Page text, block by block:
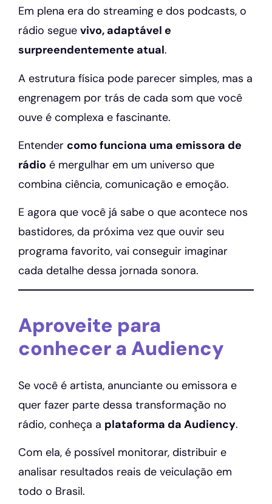
Em plena era do streaming e dos podcasts, o
rádio segue vivo, adaptável e
surpreendentemente atual.
A estrutura física pode parecer simples, mas a
engrenagem por trás de cada som que você
ouve é complexa e fascinante.
Entender como funciona uma emissora de
rádio é mergulhar em um universo que
combina ciência, comunicação e emoção.
E agora que você já sabe o que acontece nos
bastidores, da próxima vez que ouvir seu
programa favorito, vai conseguir imaginar
cada detalhe dessa jornada sonora.
Aproveite para
conhecer a Audiency
Se você é artista, anunciante ou emissora e
quer fazer parte dessa transformação no
rádio, conheça a plataforma da Audiency.
Com ela, é possível monitorar, distribuir e
analisar resultados reais de veiculação em
todo o Brasil.